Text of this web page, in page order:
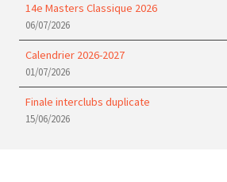
14e Masters Classique 2026
06/07/2026
Calendrier 2026-2027
01/07/2026
Finale interclubs duplicate
15/06/2026